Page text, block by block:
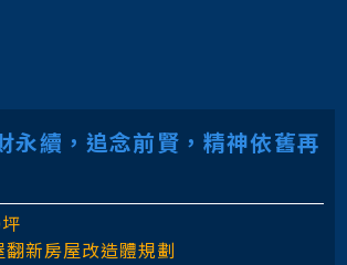
永續，追念前賢，精神依舊再
新房屋改造體規劃